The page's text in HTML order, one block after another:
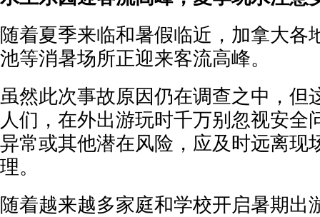
随着夏季来临和暑假临近，加拿大各
池等消暑场所正迎来客流高峰。
虽然此次事故原因仍在调查之中，但
人们，在外出游玩时千万别忽视安全
异常或其他潜在风险，应及时远离现
理。
随着越来越多家庭和学校开启暑期出